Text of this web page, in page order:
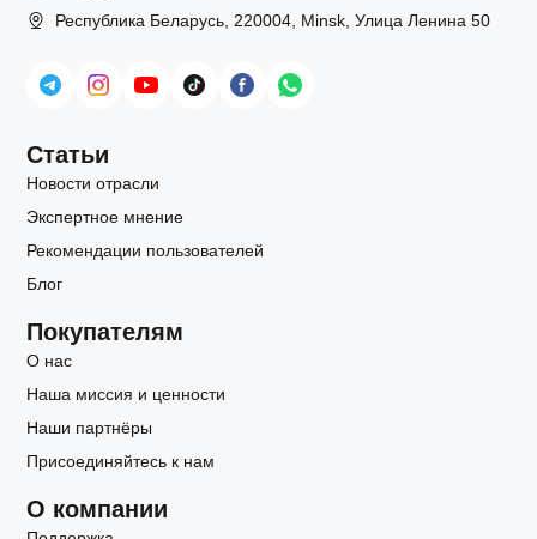
Республика Беларусь, 220004, Minsk, Улица Ленина 50
Статьи
Новости отрасли
Экспертное мнение
Рекомендации пользователей
Блог
Покупателям
О нас
Наша миссия и ценности
Наши партнёры
Присоединяйтесь к нам
О компании